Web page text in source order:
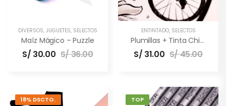
DIVERSOS, JUGUETES, SELECTOS
Maíz Mágico – Puzzle
S/ 30.00 S/36.00
ENTINTADO, SELECTOS
Plumillas + Tinta China (combo)
S/ 31.00 S/45.00
18% DSCTO.
TOP